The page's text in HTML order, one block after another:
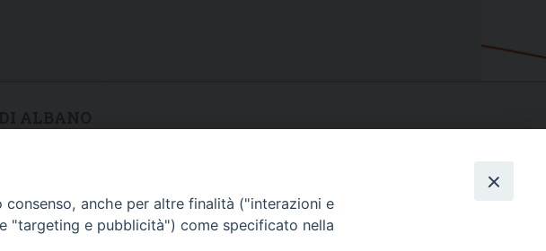
- 13:00
anche per altre finalità ("interazioni e
"targeting e pubblicità") come specificato nella